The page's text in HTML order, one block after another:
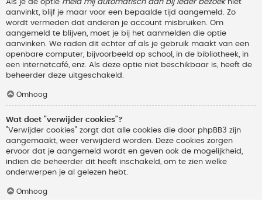
aanvinkt, blijf je maar voor een bepaalde tijd aangemeld. Zo
wordt vermeden dat anderen je account misbruiken. Om
aangemeld te blijven, moet je bij het aanmelden die optie
aanvinken. We raden dit echter af als je gebruik maakt van een
openbare computer, bijvoorbeeld op school, in de bibliotheek, in
een internetcafé, enz. Als deze optie niet beschikbaar is, heeft de
beheerder deze uitgeschakeld.
Omhoog
Wat doet "verwijder cookies"?
"Verwijder cookies" zorgt dat alle cookies die door phpBB3 zijn
aangemaakt, weer verwijderd worden. Deze cookies zorgen
ervoor dat je aangemeld wordt en geven ook de mogelijkheid,
indien de beheerder dit heeft inschakeld, om te zien welke
onderwerpen je al gelezen hebt.
Omhoog